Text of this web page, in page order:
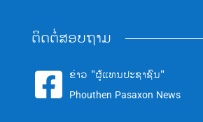
ຕິດຕໍ່ສອບຖາມ
 ຂ່າວ "ຜູ້ແທນປະຊາຊົນ"
Phouthen Pasaxon News